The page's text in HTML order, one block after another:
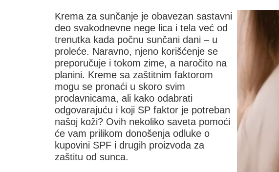
Krema za sunčanje je obavezan sastavni
deo svakodnevne nege lica i tela već od
trenutka kada počnu sunčani dani – u
proleće. Naravno, njeno korišćenje se
preporučuje i tokom zime, a naročito na
planini. Kreme sa zaštitnim faktorom
mogu se pronaći u skoro svim
prodavnicama, ali kako odabrati
odgovarajuću i koji SP faktor je potreban
našoj koži? Ovih nekoliko saveta pomoći
će vam prilikom donošenja odluke o
kupovini SPF i drugih proizvoda za
zaštitu od sunca.